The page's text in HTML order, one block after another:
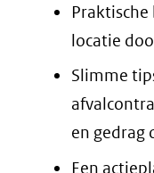
locatie
Slimme
en gedrag
Een